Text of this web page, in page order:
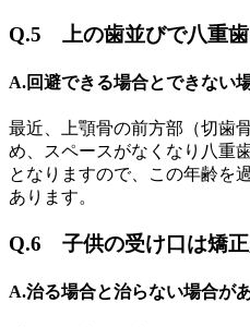
Q.5 上の歯並びで八重歯
A.回避できる場合とできない
最近、上顎骨の前方部（切歯
め、スペースがなくなり八重
となりますので、この年齢を
あります。
Q.6 子供の受け口は矯正
A.治る場合と治らない場合が